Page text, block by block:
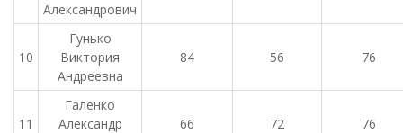
Александрович
10
Гунько
Виктория
Андреевна
84 56 76
11
Галенко
Александр
66 72 76